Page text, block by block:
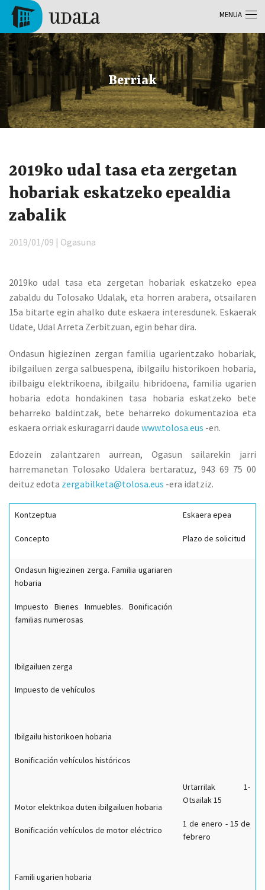
Skip to main content
Tolosa
Berriak
2019ko udal tasa eta zergetan
hobariak eskatzeko epealdia
zabalik
2019/01/09 | Ogasuna
2019ko udal tasa eta zergetan hobariak eskatzeko epea
zabaldu du Tolosako Udalak, eta horren arabera, otsailaren
15a bitarte egin ahalko dute eskaera interesdunek. Eskaerak
Udate, Udal Arreta Zerbitzuan, egin behar dira.
Ondasun higiezinen zergan familia ugarientzako hobariak,
ibilgailuen zerga salbuespena, ibilgailu historikoen hobaria,
ibilbaigu elektrikoena, ibilgailu hibridoena, familia ugarien
hobaria edota hondakinen tasa hobaria eskatzeko bete
beharreko baldintzak, bete beharreko dokumentazioa eta
eskaera orriak eskuragarri daude www.tolosa.eus -en.
Edozein zalantzaren aurrean, Ogasun sailarekin jarri
harremanetan Tolosako Udalera bertaratuz, 943 69 75 00
deituz edota zergabilketa@tolosa.eus -era idatziz.
Kontzeptua
Concepto
Eskaera epea
Plazo de solicitud
Ondasun higiezinen zerga. Familia ugariaren
hobaria
Impuesto Bienes Inmuebles. Bonificación
familias numerosas
Ibilgailuen zerga
Impuesto de vehículos
Ibilgailu historikoen hobaria
Bonificación vehículos históricos
Motor elektrikoa duten ibilgailuen hobaria
Bonificación vehículos de motor eléctrico
Famili ugarien hobaria
Urtarrilak 1-
Otsailak 15
1 de enero - 15 de
febrero
MENUA